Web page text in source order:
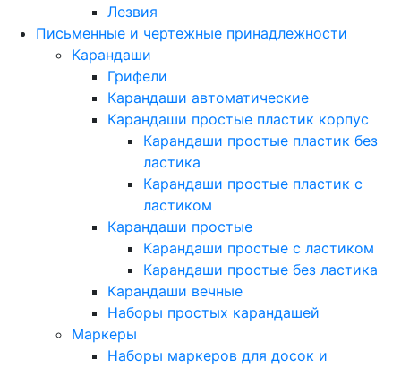
Лезвия
Письменные и чертежные принадлежности
Карандаши
Грифели
Карандаши автоматические
Карандаши простые пластик корпус
Карандаши простые пластик без
ластика
Карандаши простые пластик с
ластиком
Карандаши простые
Карандаши простые с ластиком
Карандаши простые без ластика
Карандаши вечные
Наборы простых карандашей
Маркеры
Наборы маркеров для досок и